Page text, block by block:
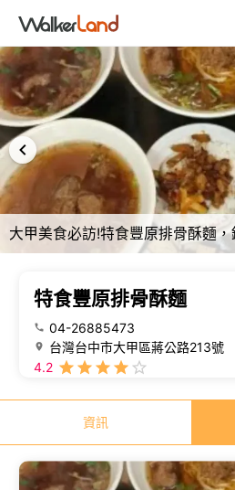
特食豐原排骨酥麵
04-26885473
台灣台中市大甲區蔣公路213號
4.2
資訊